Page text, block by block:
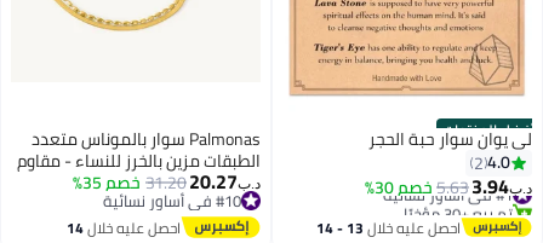
أفضل المنتجات
لي يوان سوار حبة الحجر
4.0
2
د.ب‏3.94
5.63خصم 30% #1 في أساور نسائية
تم بيع +30 مؤخرًا
#1 في أساور نسائية احصل عليه خلال 13 - 14
Palmonas سوار بالموناس متعدد
الطبقات مزين بالخرز للنساء - مقاوم
للماء ومضاد للتأكسد
د.ب‏20.27
31.20خصم 35%
#10 في أساور نسائية
#10 في أساور نسائية احصل عليه خلال14